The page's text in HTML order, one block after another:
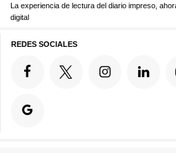
La experiencia de lectura del diario impreso,
digital
REDES SOCIALES